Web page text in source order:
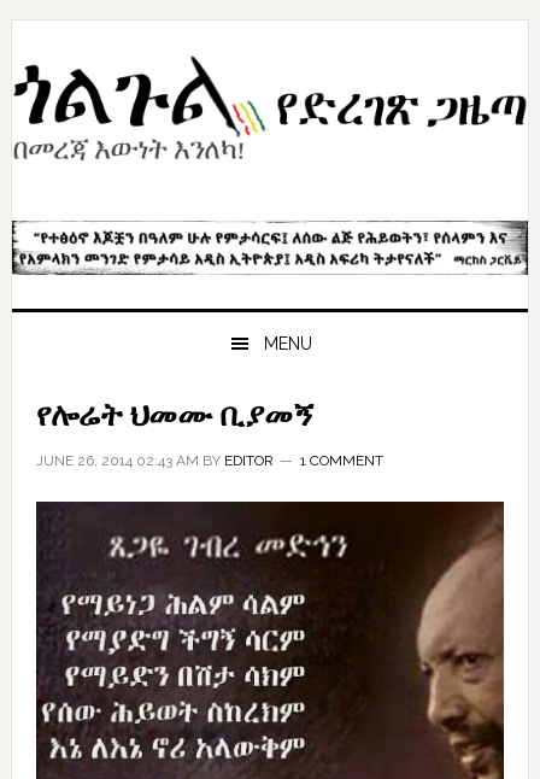
Skip
primary
navigation
Skip
content
Skip
primary
sidebar
MENU
የሎሬት ህመሙ ቢያመኝ
JUNE 26, 2014 02:43 AM BY EDITOR 1 COMMENT